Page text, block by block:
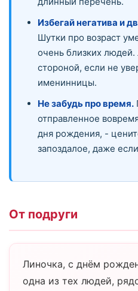
Избегай негатива и
Шутки про возраст
очень близких
стороной, если не
именинницы.
Не забудь про время.
отправленное
дня рождения, -
запоздалое, даже
От подруги
Линочка, с днём
одна из тех людей,